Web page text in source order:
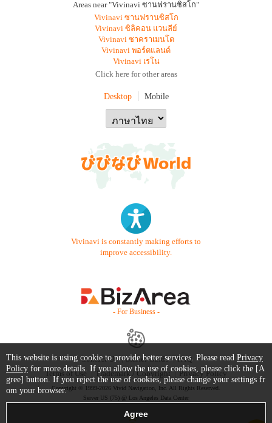
Areas near "Vivinavi ซานฟรานซิสโก"
Vivinavi ซานฟรานซิสโก
Vivinavi ซิลิคอน แวนลีย์
Vivinavi ซาคราเมนโต
Vivinavi พอร์ตแลนด์
Vivinavi เรโน
Click here for other areas
Desktop Mobile
Vivinavi is constantly making efforts to
improve accessibility.
- For Business -
Contact Us Starter Guide
FAQ
Terms of Use
Trademark / Copyright Privacy Policy
Copyright © 1999-2026 Vivid Navigation, Inc. All Rights Reserved.
Server US (75) @ Los Angeles Data Center
This website is using cookie to provide better services. Please read Privacy
Policy for more details. If you allow the use of cookies, please click the [A
gree] button. If you reject the use of cookies, please change your settings fr
om your browser.